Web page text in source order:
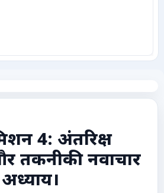
4: अंतरिक्ष
तकनीकी नवाचार